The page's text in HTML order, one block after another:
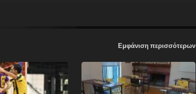
Εμφάνιση περισσότερων